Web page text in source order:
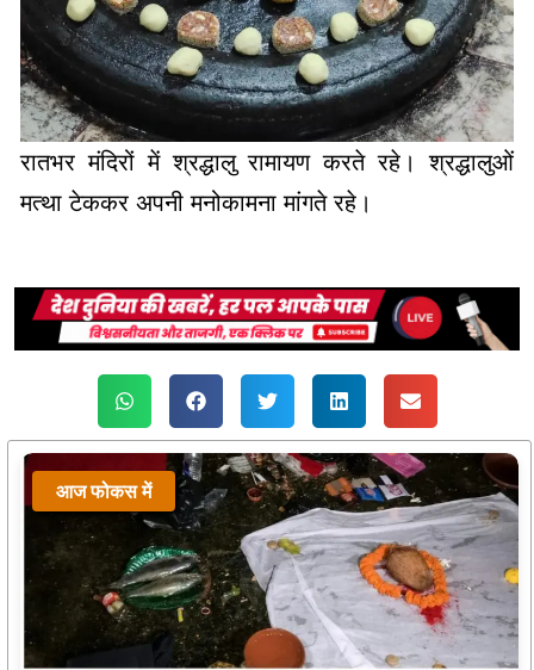
रातभर मंदिरों में श्रद्धालु रामायण करते रहे। श्रद्धालुओं
मत्था टेककर अपनी मनोकामना मांगते रहे।
आज फोकस में